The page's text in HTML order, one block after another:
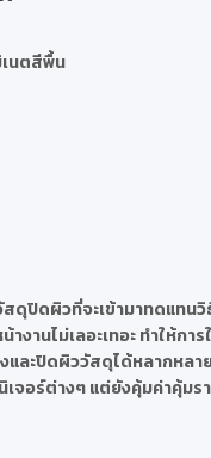
นตสีพื้น
ปิดผิวที่จะเข้ามาทดแทนวิ
นไม่เลอะเทอะ ทำให้กา
ละปิดผิววัสดุได้หลากหลา
เจอร์ต่างๆ แต่ยังคุ้มค่าคุ้มร